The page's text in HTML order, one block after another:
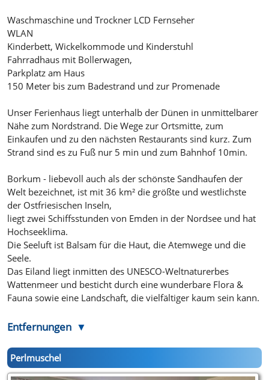
Waschmaschine und Trockner LCD Fernseher
WLAN
Kinderbett, Wickelkommode und Kinderstuhl
Fahrradhaus mit Bollerwagen,
Parkplatz am Haus
150 Meter bis zum Badestrand und zur Promenade
Unser Ferienhaus liegt unterhalb der Dünen in unmittelbarer
Nähe zum Nordstrand. Die Wege zur Ortsmitte, zum
Einkaufen und zu den nächsten Restaurants sind kurz. Zum
Strand sind es zu Fuß nur 5 min und zum Bahnhof 10min.
Borkum - liebevoll auch als der schönste Sandhaufen der
Welt bezeichnet, ist mit 36 km² die größte und westlichste
der Ostfriesischen Inseln,
liegt zwei Schiffsstunden von Emden in der Nordsee und hat
Hochseeklima.
Die Seeluft ist Balsam für die Haut, die Atemwege und die
Seele.
Das Eiland liegt inmitten des UNESCO-Weltnaturerbes
Wattenmeer und besticht durch eine wunderbare Flora &
Fauna sowie eine Landschaft, die vielfältiger kaum sein kann.
Entfernungen
Perlmuschel